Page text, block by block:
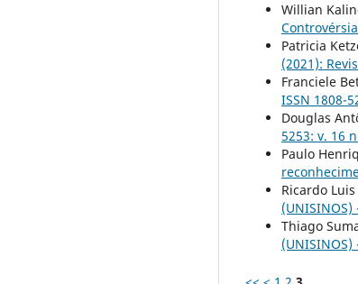
Willian
Patricia
(2021):
Franciele
ISSN 1808-
Douglas
5253: v. 16
Paulo
Ricardo
Thiago
(UNISINOS)